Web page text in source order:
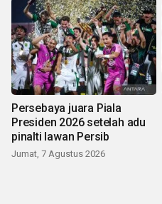
Persebaya juara Piala
Presiden 2026 setelah adu
pinalti lawan Persib
Jumat, 7 Agustus 2026